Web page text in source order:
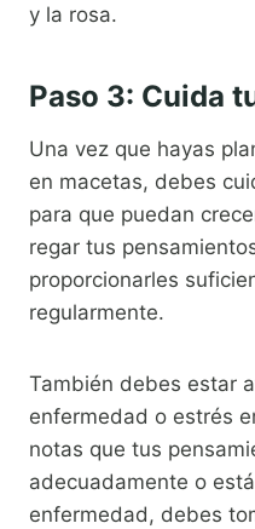
y la rosa.
Paso 3: Cuida
Una vez que hayas
en macetas, debes
para que puedan
regar tus
proporcionarles
regularmente.
También debes estar
enfermedad o estrés
notas que tus
adecuadamente o
enfermedad, debes